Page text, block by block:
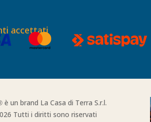
accettati
è un brand La Casa di Terra S.r.l.
Tutti i diritti sono riservati